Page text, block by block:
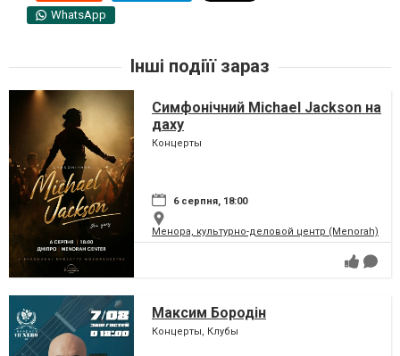
WhatsApp
Інші подіїї зараз
Симфонічний Michael Jackson на
даху
Концерты
6 серпня, 18:00
Менора, культурно-деловой центр (Menorah)
Максим Бородін
Концерты, Клубы